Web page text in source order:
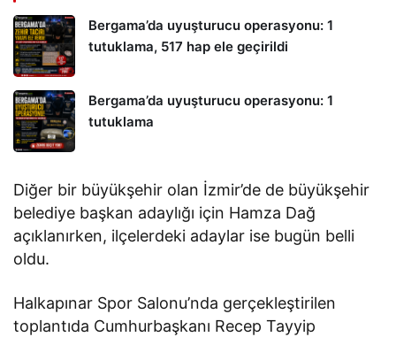
Bergama’da uyuşturucu operasyonu: 1
tutuklama, 517 hap ele geçirildi
Bergama’da uyuşturucu operasyonu: 1
tutuklama
Diğer bir büyükşehir olan İzmir’de de büyükşehir
belediye başkan adaylığı için Hamza Dağ
açıklanırken, ilçelerdeki adaylar ise bugün belli
oldu.
Halkapınar Spor Salonu’nda gerçekleştirilen
toplantıda Cumhurbaşkanı Recep Tayyip